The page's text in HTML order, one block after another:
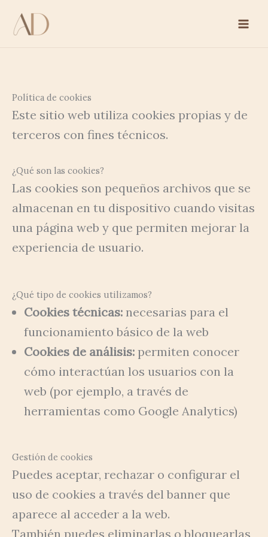
contenido
Política de cookies
Este sitio web utiliza cookies propias y de
terceros con fines técnicos.
¿Qué son las cookies?
Las cookies son pequeños archivos que se
almacenan en tu dispositivo cuando visitas
una página web y que permiten mejorar la
experiencia de usuario.
¿Qué tipo de cookies utilizamos?
Cookies técnicas: necesarias para el
funcionamiento básico de la web
Cookies de análisis: permiten conocer
cómo interactúan los usuarios con la
web (por ejemplo, a través de
herramientas como Google Analytics)
Gestión de cookies
Puedes aceptar, rechazar o configurar el
uso de cookies a través del banner que
aparece al acceder a la web.
También puedes eliminarlas o bloquearlas